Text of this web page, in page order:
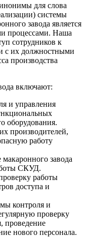
для слова
системы
завода является
процессами. Наша
сотрудников к
с их должностными
производства
включают:
и управления
оборудования.
производителей,
работу
завода
СКУД.
работы
доступа и
контроля и
проверку
проведение
нового персонала.